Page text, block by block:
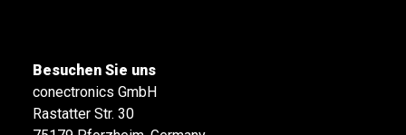
Besuchen Sie uns
conectronics GmbH
Rastatter Str. 30